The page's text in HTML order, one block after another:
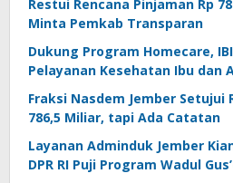
Restui Rencana Pinjaman Rp
Minta Pemkab Transparan
Dukung Program Homecare,
Pelayanan Kesehatan Ibu dan
Fraksi Nasdem Jember Setujui
786,5 Miliar, tapi Ada Catatan
Layanan Adminduk Jember
DPR RI Puji Program Wadul